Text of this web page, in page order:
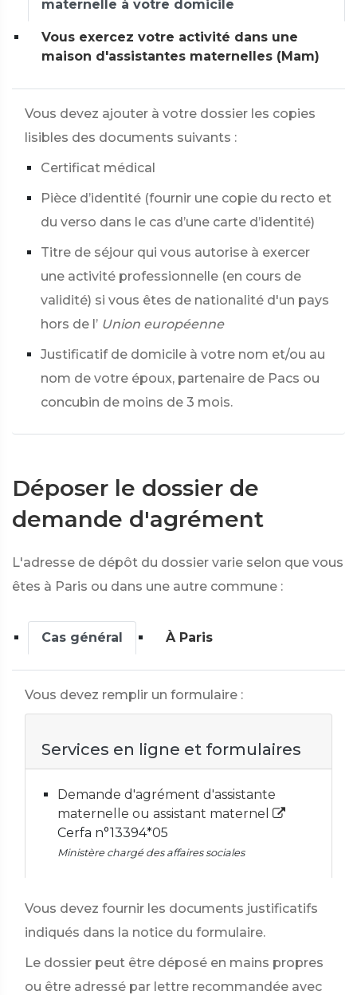
maternelle à votre domicile
Vous exercez votre activité dans une
maison d'assistantes maternelles (Mam)
Vous devez ajouter à votre dossier les copies
lisibles des documents suivants :
Certificat médical
Pièce d’identité (fournir une copie du recto et
du verso dans le cas d’une carte d’identité)
Titre de séjour qui vous autorise à exercer
une activité professionnelle (en cours de
validité) si vous êtes de nationalité d'un pays
hors de l’ Union européenne
Justificatif de domicile à votre nom et/ou au
nom de votre époux, partenaire de Pacs ou
concubin de moins de 3 mois.
Déposer le dossier de
demande d'agrément
L'adresse de dépôt du dossier varie selon que vous
êtes à Paris ou dans une autre commune :
Cas général À Paris
Vous devez remplir un formulaire :
Services en ligne et formulaires
Demande d'agrément d'assistante
maternelle ou assistant maternel
Cerfa n°13394*05
Ministère chargé des affaires sociales
Vous devez fournir les documents justificatifs
indiqués dans la notice du formulaire.
Le dossier peut être déposé en mains propres
ou être adressé par lettre recommandée avec